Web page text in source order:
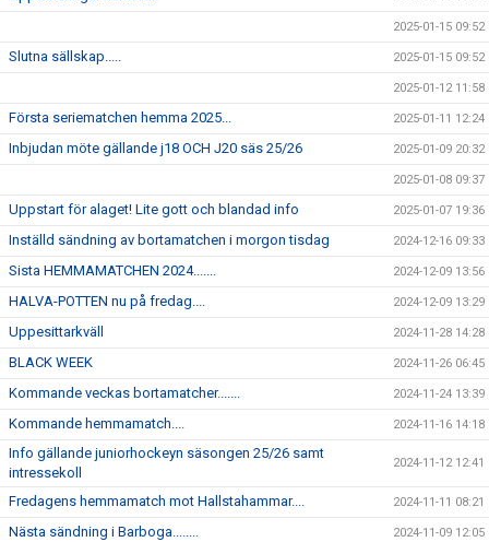
2025-01-15 09:52
Slutna sällskap..... 2025-01-15 09:52
2025-01-12 11:58
Första seriematchen hemma 2025... 2025-01-11 12:24
Inbjudan möte gällande j18 OCH J20 säs 25/26 2025-01-09 20:32
2025-01-08 09:37
Uppstart för alaget! Lite gott och blandad info 2025-01-07 19:36
Inställd sändning av bortamatchen i morgon tisdag 2024-12-16 09:33
Sista HEMMAMATCHEN 2024....... 2024-12-09 13:56
HALVA-POTTEN nu på fredag.... 2024-12-09 13:29
Uppesittarkväll 2024-11-28 14:28
BLACK WEEK 2024-11-26 06:45
Kommande veckas bortamatcher....... 2024-11-24 13:39
Kommande hemmamatch.... 2024-11-16 14:18
Info gällande juniorhockeyn säsongen 25/26 samt
intressekoll
2024-11-12 12:41
Fredagens hemmamatch mot Hallstahammar.... 2024-11-11 08:21
Nästa sändning i Barboga........ 2024-11-09 12:05